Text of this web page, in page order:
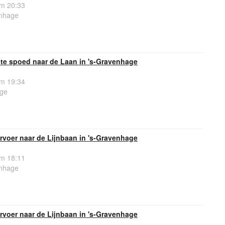
20:33
spoed naar de Laan in 's-Gravenhage
19:34
naar de Lijnbaan in 's-Gravenhage
18:11
naar de Lijnbaan in 's-Gravenhage